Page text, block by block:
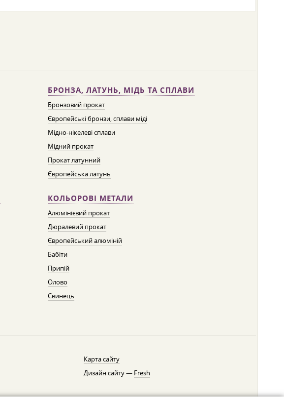
БРОНЗА, ЛАТУНЬ, МІДЬ ТА СПЛАВИ
Бронзовий прокат
Європейські бронзи, сплави міді
Мідно-нікелеві сплави
Мідний прокат
Прокат латунний
Європейська латунь
КОЛЬОРОВІ МЕТАЛИ
Алюмінієвий прокат
Дюралевий прокат
Європейський алюміній
Бабіти
Припій
Олово
Свинець
Карта сайту
Дизайн сайту — Fresh